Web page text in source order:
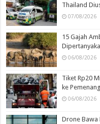
Thailand
07/08/2026
15 Gajah
06/08/2026
Tiket Rp20
ke Pemenang
06/08/2026
Drone Bawa